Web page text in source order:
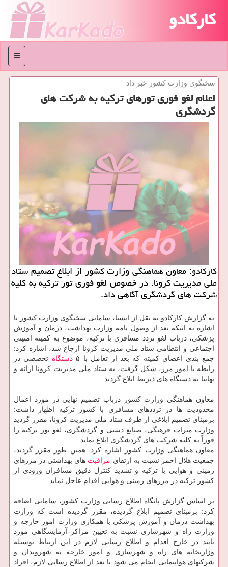
کارکادو
منو
سخنگوی وزارت كشور خبر داد
اعلام لغو فوری تورهای تركیه به شركت های
گردشگری
کارکادو: معاون هماهنگی وزارت کشور از ابلاغ تصمیم ستاد
ملی مدیریت کرونا، در خصوص لغو فوری تور ترکیه به کلیه
شرکت های گردشگری آگاهی داد.
به گزارش کارکادو به نقل از ایسنا، سامانی سخنگوی وزارت کشور با
اشاره به اینکه بعد از وصول نامه وزارت بهداشت، درمان و آموزش
پزشکی، درباب لغو تردد مسافری با ترکیه، موضوع به کمیته امنیتی
اجتماعی و انتظامی ستاد ملی مدیریت کرونا ارجاع شد، اشاره کرد:
جمع بندی اعضای کمیته که بعد از تعامل با ۵
دستگاه تخصصی در
رابطه با امور مرز، شکل گرفت، به ستاد ملی مدیریت کرونا ارائه و
نهایتا به دستگاه های ذیربط ابلاغ گردید.
معاون هماهنگی وزارت کشور درباب تصمیم نهایی در مورد اعمال
محدودیت ها در ترددهای مسافری با کشور ترکیه اظهار داشت:
برمبنای تصمیم ابلاغی از طرف ستاد ملی مدیریت کرونا، مقرر گردید
وزارت میراث فرهنگی، صنایع دستی و گردشگری، لغو تور ترکیه را
فوراً به کلیه شرکت های گردشگری ابلاغ نماید.
معاون هماهنگی وزارت کشور اشاره کرد: همین طور مقرر گردید،
جمعیت هلال احمر نسبت به ارتقای مراقبت های بهداشتی در مرزهای
زمینی و هوایی با ترکیه و تشدید کنترل دقیق مسافران ورودی از
کشور ترکیه در مرزهای زمینی و هوایی اقدام عاجل نماید.
بر اساس گزارش پایگاه اطلاع رسانی وزارت کشور، سامانی اضافه
کرد: برمبنای تصمیم ابلاغ گردیده، مقرر گردیده است که وزارت
بهداشت درمان و آموزش پزشکی با همکاری وزارت امور خارجه و
وزارت راه و شهرسازی نسبت به تعیین مراکز آزمایشگاهی مورد
تایید در خارج اقدام و اطلاع رسانی لازم در این ارتباط بوسیله
وزارتخانه های راه و شهرسازی و امور خارجه به شهروندان و
شرکتهای هواپیمایی انجام می شود تا بعد از اطلاع رسانی لازم، افراد